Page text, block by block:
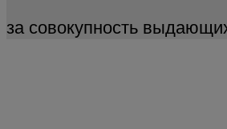
за совокупность